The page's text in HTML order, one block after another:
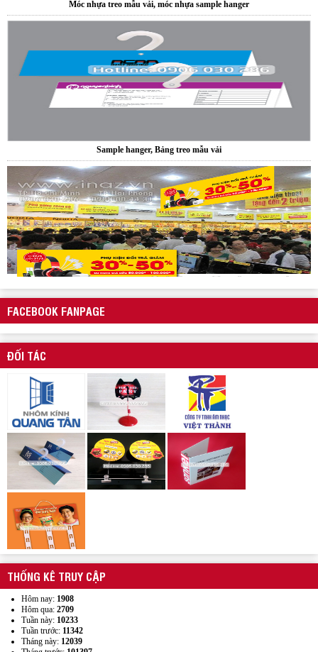
Hanger quảng cáo treo trần nhà
Xưởng sản xuất hanger túi nhựa pvc quảng cáo sản phẩm
Wobbler quảng cáo
FACEBOOK FANPAGE
ĐỐI TÁC
THỐNG KÊ TRUY CẬP
Hôm nay: 1908
Hôm qua: 2709
Tuần này: 10233
Tuần trước: 11342
Tháng này: 12039